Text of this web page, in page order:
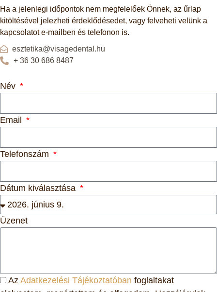
Ha a jelenlegi időpontok nem megfelelőek Önnek, az űrlap
kitöltésével jelezheti érdeklődésedet, vagy felveheti velünk a
kapcsolatot e-mailben és telefonon is.
esztetika@visagedental.hu
+ 36 30 686 8487
Név
Email
Telefonszám
Dátum kiválasztása
Üzenet
Az Adatkezelési Tájékoztatóban foglaltakat